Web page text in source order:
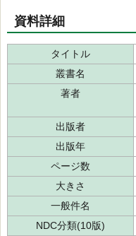
資料詳細
タイトル
叢書名
著者
出版者
出版年
ページ数
大きさ
一般件名
NDC分類(10版)